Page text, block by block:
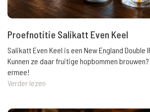
Proefnotitie Salikatt Even Keel
Salikatt Even Keel is een New England Double
Kunnen ze daar fruitige hopbommen
ermee!
Verder lezen